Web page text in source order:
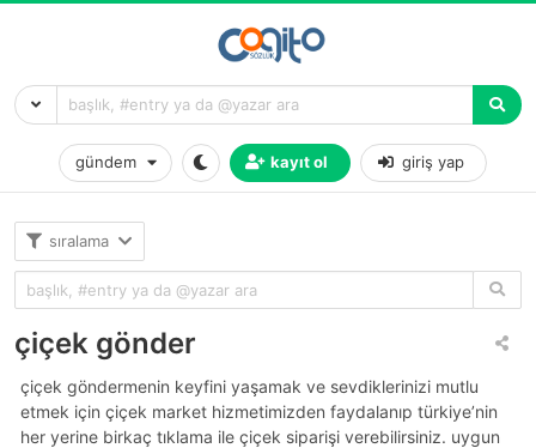
gündem kayıt ol giriş yap
sıralama
çiçek gönder
çiçek göndermenin keyfini yaşamak ve sevdiklerinizi mutlu
etmek için çiçek market hizmetimizden faydalanıp türkiye’nin
her yerine birkaç tıklama ile çiçek siparişi verebilirsiniz. uygun